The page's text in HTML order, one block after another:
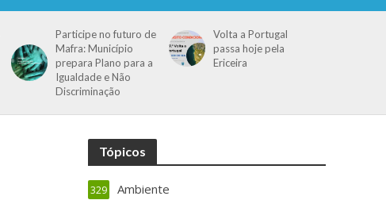
Participe no futuro de
Mafra: Município
prepara Plano para a
Igualdade e Não
Discriminação
Volta a Portugal
passa hoje pela
Ericeira
Tópicos
Ambiente
329